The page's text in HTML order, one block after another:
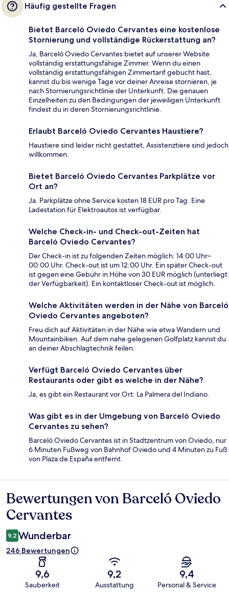
Häufig gestellte Fragen
Bietet Barceló Oviedo Cervantes eine kostenlose
Stornierung und vollständige Rückerstattung an?
Ja, Barceló Oviedo Cervantes bietet auf unserer Website
vollständig erstattungsfähige Zimmer. Wenn du einen
vollständig erstattungsfähigen Zimmertarif gebucht hast,
kannst du bis wenige Tage vor deiner Anreise stornieren, je
nach Stornierungsrichtlinie der Unterkunft. Die genauen
Einzelheiten zu den Bedingungen der jeweiligen Unterkunft
findest du in deren Stornierungsrichtlinie.
Erlaubt Barceló Oviedo Cervantes Haustiere?
Haustiere sind leider nicht gestattet, Assistenztiere sind jedoch
willkommen.
Bietet Barceló Oviedo Cervantes Parkplätze vor
Ort an?
Ja. Parkplätze ohne Service kosten 18 EUR pro Tag. Eine
Ladestation für Elektroautos ist verfügbar.
Welche Check-in- und Check-out-Zeiten hat
Barceló Oviedo Cervantes?
Der Check-in ist zu folgenden Zeiten möglich: 14:00 Uhr–
00:00 Uhr. Check-out ist um 12:00 Uhr. Ein später Check-out
ist gegen eine Gebühr in Höhe von 30 EUR möglich (unterliegt
der Verfügbarkeit). Ein kontaktloser Check-out ist möglich.
Welche Aktivitäten werden in der Nähe von Barceló
Oviedo Cervantes angeboten?
Freu dich auf Aktivitäten in der Nähe wie etwa Wandern und
Mountainbiken. Auf dem nahe gelegenen Golfplatz kannst du
an deiner Abschlagtechnik feilen.
Verfügt Barceló Oviedo Cervantes über
Restaurants oder gibt es welche in der Nähe?
Ja, es gibt ein Restaurant vor Ort: La Palmera del Indiano.
Was gibt es in der Umgebung von Barceló Oviedo
Cervantes zu sehen?
Barceló Oviedo Cervantes ist in Stadtzentrum von Oviedo, nur
6 Minuten Fußweg von Bahnhof Oviedo und 4 Minuten zu Fuß
von Plaza de España entfernt.
Bewertungen
Bewertungen von Barceló Oviedo
Cervantes
9,2 Wunderbar
246 Bewertungen
9,6
Sauberkeit
9,2
Ausstattung
9,4
Personal & Service